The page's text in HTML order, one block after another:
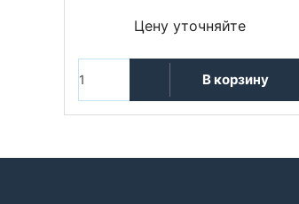
Цену уточняйте
В корзину